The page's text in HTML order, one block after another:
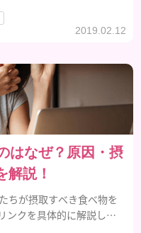
2019.02.12
はなぜ？原因・摂
解説！
ちが摂取すべき食べ物を
ンクを具体的に解説しま